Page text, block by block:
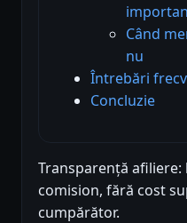
Când
nu
Întrebări
Concluzie
Transparență
comision, fără cost
cumpărător.